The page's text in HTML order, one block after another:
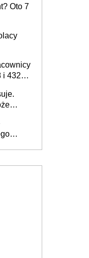
Oto 7
i 432